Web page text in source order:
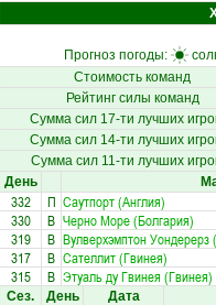
Прогноз погоды:
Стоимость команд
Рейтинг силы команд
Сумма сил 17-ти лучших
Сумма сил 14-ти лучших
Сумма сил 11-ти лучших
День
332 П Саутпорт (Англия)
330 В Черно Море (Болгария)
319 В Вулверхэмптон Уондерерз
317 В Сателлит (Гвинея)
315 В Этуаль ду Гвинея (Гвинея)
Сез.
День Дата